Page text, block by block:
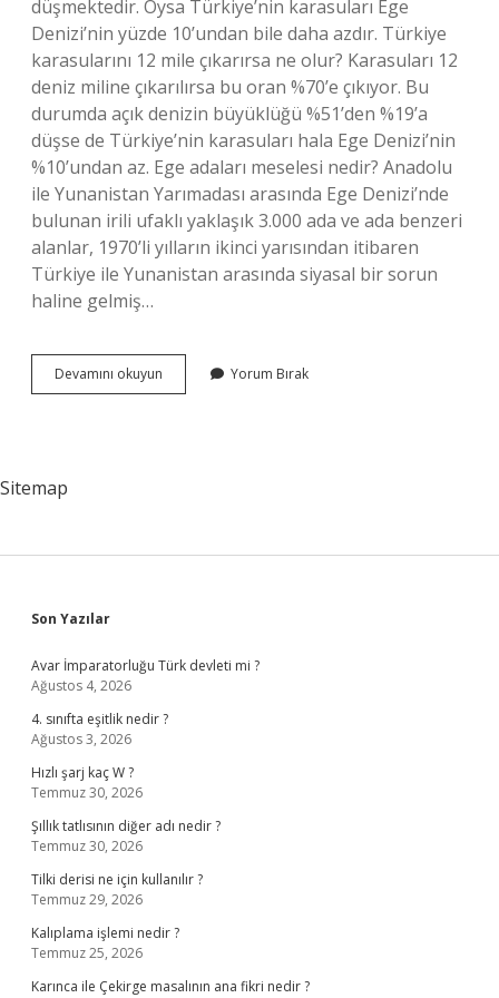
düşmektedir. Oysa Türkiye’nin karasuları Ege
Denizi’nin yüzde 10’undan bile daha azdır. Türkiye
karasularını 12 mile çıkarırsa ne olur? Karasuları 12
deniz miline çıkarılırsa bu oran %70’e çıkıyor. Bu
durumda açık denizin büyüklüğü %51’den %19’a
düşse de Türkiye’nin karasuları hala Ege Denizi’nin
%10’undan az. Ege adaları meselesi nedir? Anadolu
ile Yunanistan Yarımadası arasında Ege Denizi’nde
bulunan irili ufaklı yaklaşık 3.000 ada ve ada benzeri
alanlar, 1970’li yılların ikinci yarısından itibaren
Türkiye ile Yunanistan arasında siyasal bir sorun
haline gelmiş…
Devamını okuyun
Mil
Yorum Bırak
Sitemap
Sidebar
Son Yazılar
Avar İmparatorluğu Türk devleti mi ?
Ağustos 4, 2026
4. sınıfta eşitlik nedir ?
Ağustos 3, 2026
Hızlı şarj kaç W ?
Temmuz 30, 2026
Şıllık tatlısının diğer adı nedir ?
Temmuz 30, 2026
Tilki derisi ne için kullanılır ?
Temmuz 29, 2026
Kalıplama işlemi nedir ?
Temmuz 25, 2026
Karınca ile Çekirge masalının ana fikri nedir ?